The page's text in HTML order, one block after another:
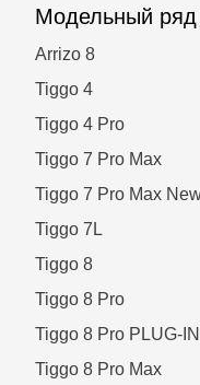
Модельный ряд
Arrizo 8
Tiggo 4
Tiggo 4 Pro
Tiggo 7 Pro Max
Tiggo 7 Pro Max
Tiggo 7L
Tiggo 8
Tiggo 8 Pro
Tiggo 8 Pro PLUG-
Tiggo 8 Pro Max